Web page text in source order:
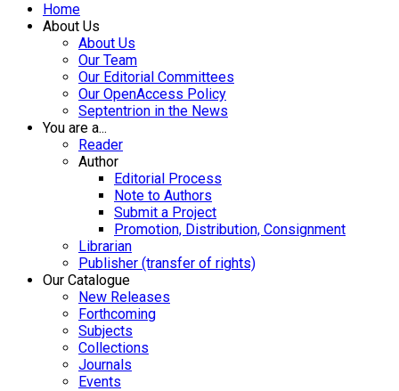
Home
About Us
About Us
Our Team
Our Editorial Committees
Our OpenAccess Policy
Septentrion in the News
You are a...
Reader
Author
Editorial Process
Note to Authors
Submit a Project
Promotion, Distribution, Consignment
Librarian
Publisher (transfer of rights)
Our Catalogue
New Releases
Forthcoming
Subjects
Collections
Journals
Events